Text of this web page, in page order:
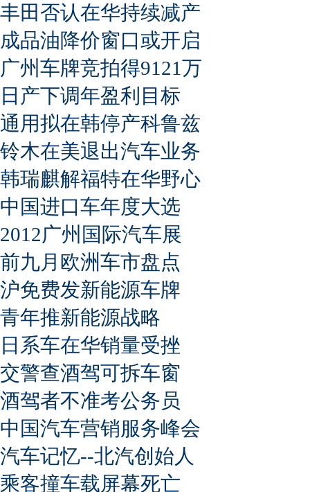
丰田否认在华持续减产
成品油降价窗口或开启
广州车牌竞拍得9121万
日产下调年盈利目标
通用拟在韩停产科鲁兹
铃木在美退出汽车业务
韩瑞麒解福特在华野心
中国进口车年度大选
2012广州国际汽车展
前九月欧洲车市盘点
沪免费发新能源车牌
青年推新能源战略
日系车在华销量受挫
交警查酒驾可拆车窗
酒驾者不准考公务员
中国汽车营销服务峰会
汽车记忆--北汽创始人
乘客撞车载屏幕死亡